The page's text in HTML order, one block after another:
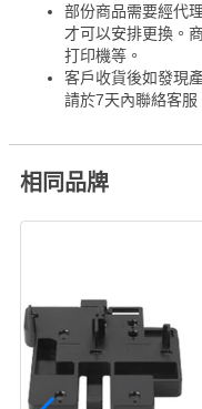
部份商品需要經代
才可以安排更換。
打印機等。
客戶收貨後如發現
請於7天內聯絡客服
相同品牌